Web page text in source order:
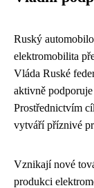
Ruský
elektromobilita
Vláda Ruské
aktivně
Prostřednictvím
vytváří příznivé
Vznikají nové
produkci